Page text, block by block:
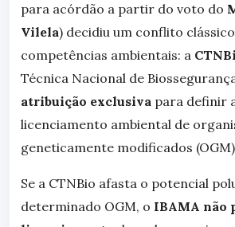
para acórdão a partir do voto do
Vilela) decidiu um conflito
competências ambientais: a
Técnica Nacional de
atribuição exclusiva para definir
licenciamento ambiental de
geneticamente modificados
Se a CTNBio afasta o potencial
determinado OGM, o IBAMA não